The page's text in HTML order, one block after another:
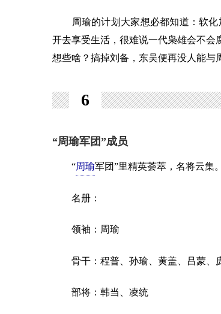
周瑜的计划大家想必都知道：软化
开去享受生活，很难说一代枭雄会不会
想些啥？搞掉刘备，东吴便再没人能与
6
“周瑜军团”成员
“周瑜军团”里精英荟萃，名将云集
名册：
领袖：周瑜
骨干：程普、孙瑜、黄盖、吕蒙、
部将：韩当、凌统